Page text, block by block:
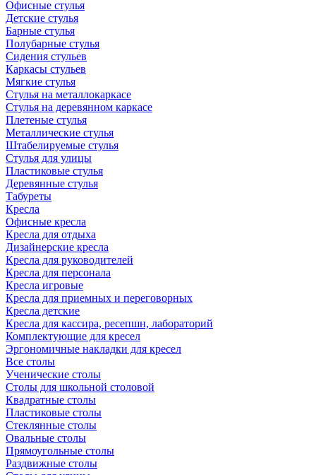
Офисные стулья
Детские стулья
Барные стулья
Полубарные стулья
Сидения стульев
Каркасы стульев
Мягкие стулья
Стулья на металлокаркасе
Стулья на деревянном каркасе
Плетеные стулья
Металлические стулья
Штабелируемые стулья
Стулья для улицы
Пластиковые стулья
Деревянные стулья
Табуреты
Кресла
Офисные кресла
Кресла для отдыха
Дизайнерские кресла
Кресла для руководителей
Кресла для персонала
Кресла игровые
Кресла для приемных и переговорных
Кресла детские
Кресла для кассира, ресепшн, лабораторий
Комплектующие для кресел
Эргономичные накладки для кресел
Все столы
Ученические столы
Столы для школьной столовой
Квадратные столы
Пластиковые столы
Стеклянные столы
Овальные столы
Прямоугольные столы
Раздвижные столы